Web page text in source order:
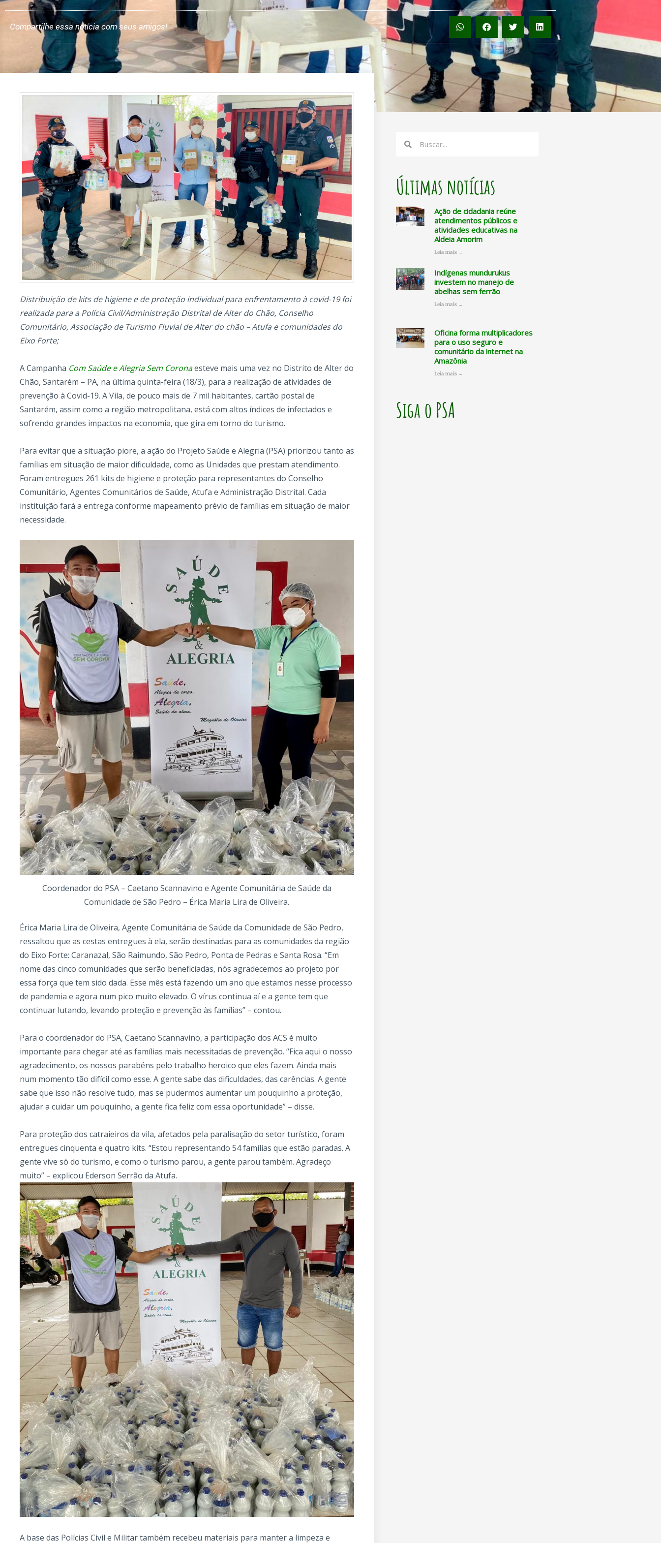
Compartilhe essa notícia com seus amigos!
Distribuição de kits de higiene e de proteção individual para enfrentamento à covid-19 foi
realizada para a Polícia Civil/Administração Distrital de Alter do Chão, Conselho
Comunitário, Associação de Turismo Fluvial de Alter do chão – Atufa e comunidades do
Eixo Forte;
A Campanha Com Saúde e Alegria Sem Coronaesteve mais uma vez no Distrito de Alter do
Chão, Santarém – PA, na última quinta-feira (18/3), para a realização de atividades de
prevenção à Covid-19. A Vila, de pouco mais de 7 mil habitantes, cartão postal de
Santarém, assim como a região metropolitana, está com altos índices de infectados e
sofrendo grandes impactos na economia, que gira em torno do turismo.
Para evitar que a situação piore, a ação do Projeto Saúde e Alegria (PSA) priorizou tanto as
famílias em situação de maior dificuldade, como as Unidades que prestam atendimento.
Foram entregues 261 kits de higiene e proteção para representantes do Conselho
Comunitário, Agentes Comunitários de Saúde, Atufa e Administração Distrital. Cada
instituição fará a entrega conforme mapeamento prévio de famílias em situação de maior
necessidade.
Coordenador do PSA – Caetano Scannavino e Agente Comunitária de Saúde da
Comunidade de São Pedro – Érica Maria Lira de Oliveira.
Érica Maria Lira de Oliveira, Agente Comunitária de Saúde da Comunidade de São Pedro,
ressaltou que as cestas entregues à ela, serão destinadas para as comunidades da região
do Eixo Forte: Caranazal, São Raimundo, São Pedro, Ponta de Pedras e Santa Rosa. “Em
nome das cinco comunidades que serão beneficiadas, nós agradecemos ao projeto por
essa força que tem sido dada. Esse mês está fazendo um ano que estamos nesse processo
de pandemia e agora num pico muito elevado. O vírus continua aí e a gente tem que
continuar lutando, levando proteção e prevenção às famílias” – contou.
Para o coordenador do PSA, Caetano Scannavino, a participação dos ACS é muito
importante para chegar até as famílias mais necessitadas de prevenção. “Fica aqui o nosso
agradecimento, os nossos parabéns pelo trabalho heroico que eles fazem. Ainda mais
num momento tão difícil como esse. A gente sabe das dificuldades, das carências. A gente
sabe que isso não resolve tudo, mas se pudermos aumentar um pouquinho a proteção,
ajudar a cuidar um pouquinho, a gente fica feliz com essa oportunidade” – disse.
Para proteção dos catraieiros da vila, afetados pela paralisação do setor turístico, foram
entregues cinquenta e quatro kits. “Estou representando 54 famílias que estão paradas. A
gente vive só do turismo, e como o turismo parou, a gente parou também. Agradeço
muito” – explicou Ederson Serrão da Atufa.
A base das Polícias Civil e Militar também recebeu materiais para manter a limpeza e
Search
Últimas notícias
Ação de cidadania reúne
atendimentos públicos e
atividades educativas na
Aldeia Amorim
Leia mais →
Indígenas mundurukus
investem no manejo de
abelhas sem ferrão
Leia mais →
Oficina forma multiplicadores
para o uso seguro e
comunitário da internet na
Amazônia
Leia mais →
Siga o PSA